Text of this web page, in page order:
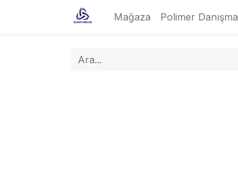
Mağaza Polimer